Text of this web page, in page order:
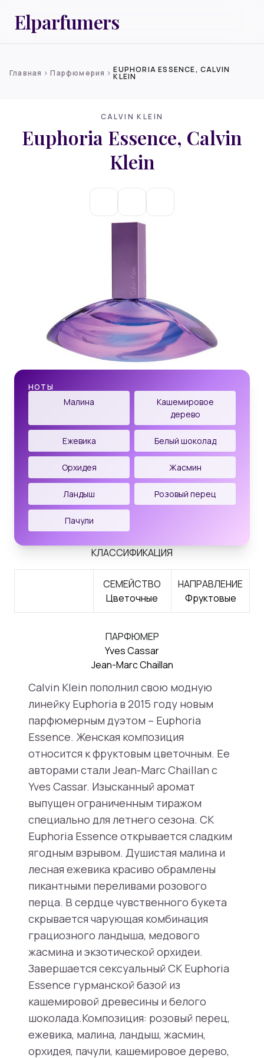
Elparfumers
Главная chevron_rightПарфюмерия chevron_rightEUPHORIA ESSENCE, CALVIN
KLEIN
CALVIN KLEIN
Euphoria Essence, Calvin
Klein
НОТЫ
Малина
Кашемировое
дерево
Ежевика Белый шоколад
Орхидея Жасмин
Ландыш Розовый перец
Пачули
КЛАССИФИКАЦИЯ
СЕМЕЙСТВО
Цветочные
НАПРАВЛЕНИЕ
Фруктовые
ПАРФЮМЕР
Yves Cassar
Jean-Marc Chaillan
Calvin Klein пополнил свою модную
линейку Euphoria в 2015 году новым
парфюмерным дуэтом – Euphoria
Essence. Женская композиция
относится к фруктовым цветочным. Ее
авторами стали Jean-Marc Chaillan с
Yves Cassar. Изысканный аромат
выпущен ограниченным тиражом
специально для летнего сезона. CK
Euphoria Essence открывается сладким
ягодным взрывом. Душистая малина и
лесная ежевика красиво обрамлены
пикантными переливами розового
перца. В сердце чувственного букета
скрывается чарующая комбинация
грациозного ландыша, медового
жасмина и экзотической орхидеи.
Завершается сексуальный CK Euphoria
Essence гурманской базой из
кашемировой древесины и белого
шоколада.Композиция: розовый перец,
ежевика, малина, ландыш, жасмин,
орхидея, пачули, кашемировое дерево,